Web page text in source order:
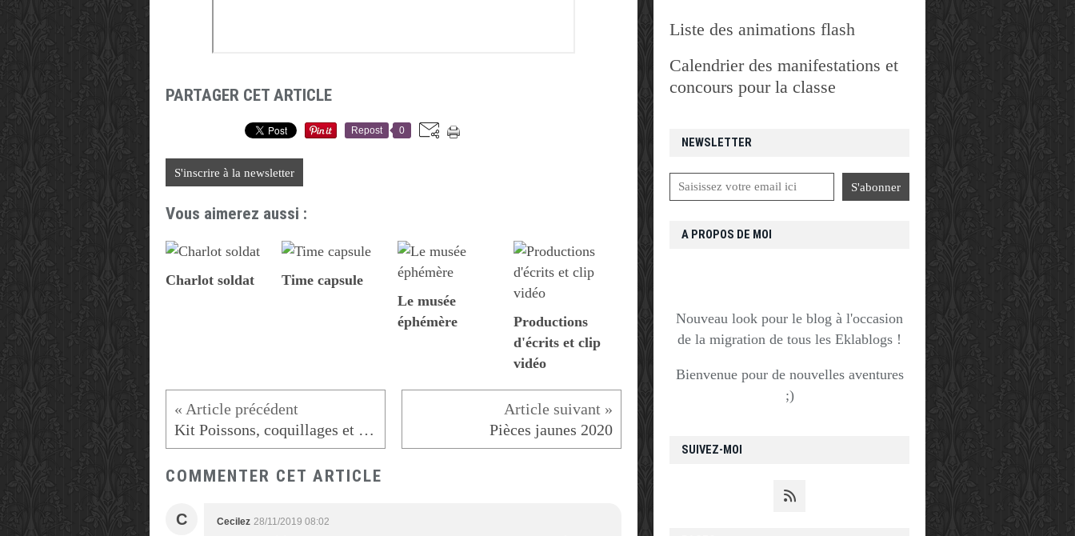
PARTAGER CET ARTICLE
Repost 0
S'inscrire à la newsletter
Vous aimerez aussi :
Charlot soldat
Time capsule
Le musée
éphémère
Productions
d'écrits et clip
vidéo
Kit Poissons, coquillages et crustacés Pièces jaunes 2020
COMMENTER CET ARTICLE
C Cecilez 28/11/2019 08:02
NEWSLETTER
SUIVEZ-MOI
Liste des animations flash
Calendrier des manifestations et
concours pour la classe
A PROPOS DE MOI
Nouveau look pour le blog à l'occasion
de la migration de tous les Eklablogs !
Bienvenue pour de nouvelles aventures
;)